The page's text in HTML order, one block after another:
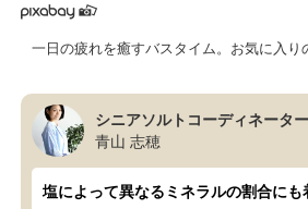
一日の疲れを癒すバスタイム。お気に入り
シニアソルトコーディネータ
青山 志穂
塩によって異なるミネラルの割合にも